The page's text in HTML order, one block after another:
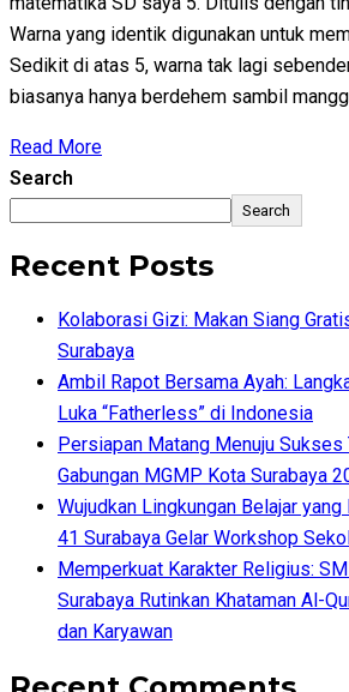
Warna yang identik digunakan untuk
Sedikit di atas 5, warna tak lagi
biasanya hanya berdehem sambil
Read More
Search
Search
Recent Posts
Kolaborasi Gizi: Makan Siang
Surabaya
Ambil Rapot Bersama Ayah:
Luka “Fatherless” di Indonesia
Persiapan Matang Menuju Sukses
Gabungan MGMP Kota Surabaya
Wujudkan Lingkungan Belajar
41 Surabaya Gelar Workshop
Memperkuat Karakter Religius:
Surabaya Rutinkan Khataman Al-
dan Karyawan